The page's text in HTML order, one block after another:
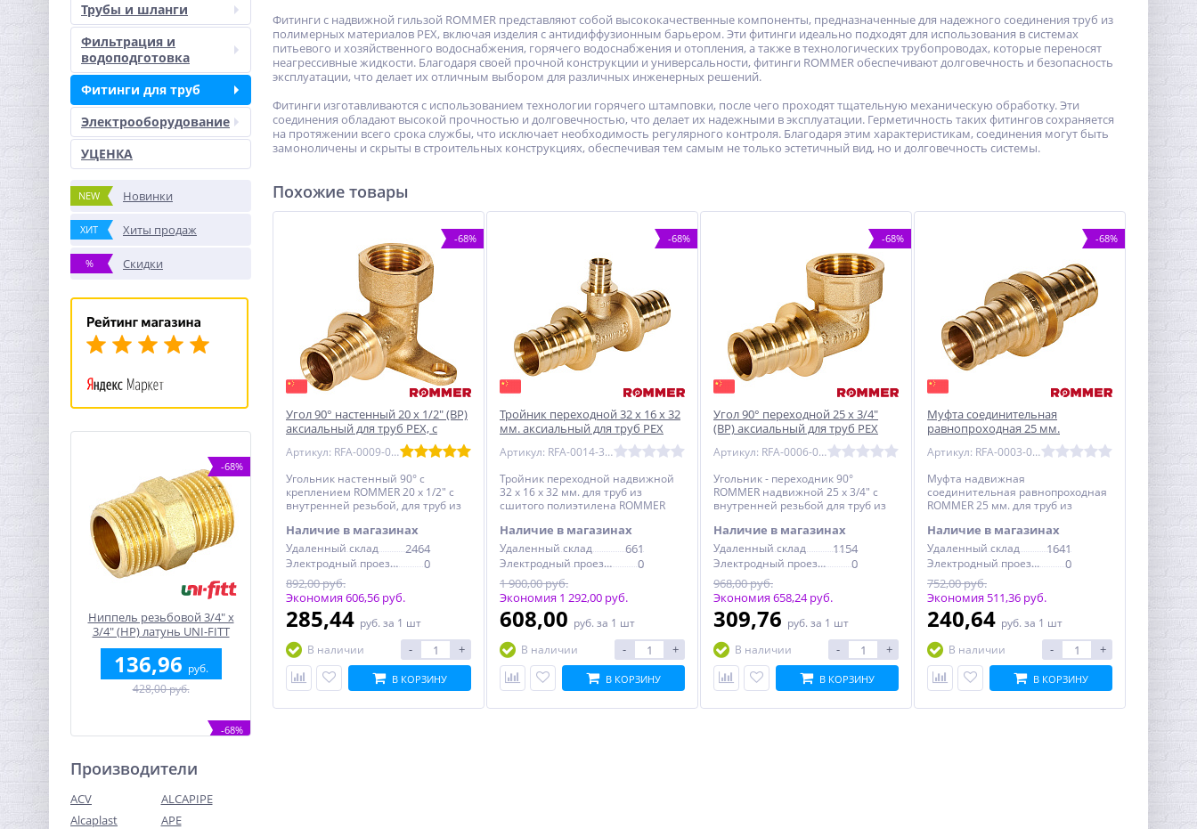
Трубы и шланги
Фильтрация и
водоподготовка
Фитинги для труб
Электрооборудование
УЦЕНКА
NEW Новинки
ХИТ Хиты продаж
% Скидки
-68%
Ниппель резьбовой 3/4" x
3/4" (НР) латунь UNI-FITT
136,96 руб.
428,00 руб.
-68%
Производители
ACV
ALCAPIPE
Alcaplast
APE
Фитинги с надвижной гильзой ROMMER представляют собой высококачественные компоненты, предназначенные для надежного соединения труб из
полимерных материалов PEX, включая изделия с антидиффузионным барьером. Эти фитинги идеально подходят для использования в системах
питьевого и хозяйственного водоснабжения, горячего водоснабжения и отопления, а также в технологических трубопроводах, которые переносят
неагрессивные жидкости. Благодаря своей прочной конструкции и универсальности, фитинги ROMMER обеспечивают долговечность и безопасность
эксплуатации, что делает их отличным выбором для различных инженерных решений.
Фитинги изготавливаются с использованием технологии горячего штамповки, после чего проходят тщательную механическую обработку. Эти
соединения обладают высокой прочностью и долговечностью, что делает их надежными в эксплуатации. Герметичность таких фитингов сохраняется
на протяжении всего срока службы, что исключает необходимость регулярного контроля. Благодаря этим характеристикам, соединения могут быть
замоноличены и скрыты в строительных конструкциях, обеспечивая тем самым не только эстетичный вид, но и долговечность системы.
Похожие товары
-68%
Угол 90° настенный 20 x 1/2" (ВР)
аксиальный для труб PEX, с
креплением ROMMER (RFA-0009-
002012)
Артикул: RFA-0009-002012
Угольник настенный 90° с
креплением ROMMER 20 x 1/2" с
внутренней резьбой, для труб из
надвижной
Наличие в магазинах
Удаленный склад 2464
Электродный проезд, 6с1
0
892,00 руб.
Экономия 606,56 руб.
285,44 руб. за 1 шт
В наличии
- +
В КОРЗИНУ
-68%
Тройник переходной 32 x 16 x 32
мм. аксиальный для труб PEX
ROMMER (RFA-0014-321632)
Артикул: RFA-0014-321632
Тройник переходной надвижной
32 x 16 x 32 мм. для труб из
сшитого полиэтилена ROMMER
Наличие в магазинах
Удаленный склад 661
Электродный проезд, 6с1
0
1 900,00 руб.
Экономия 1 292,00 руб.
608,00 руб. за 1 шт
В наличии
- +
В КОРЗИНУ
-68%
Угол 90° переходной 25 x 3/4"
(ВР) аксиальный для труб PEX
ROMMER (RFA-0006-002534)
Артикул: RFA-0006-002534
Угольник - переходник 90°
ROMMER надвижной 25 x 3/4" с
внутренней резьбой для труб из
Наличие в магазинах
Удаленный склад 1154
Электродный проезд, 6с1
0
968,00 руб.
Экономия 658,24 руб.
309,76 руб. за 1 шт
В наличии
- +
В КОРЗИНУ
-68%
Муфта соединительная
равнопроходная 25 мм.
аксиальная для труб PEX
ROMMER (RFA-0003-000025)
Артикул: RFA-0003-000025
Муфта надвижная
соединительная равнопроходная
ROMMER 25 мм. для труб из
Наличие в магазинах
Удаленный склад 1641
Электродный проезд, 6с1
0
752,00 руб.
Экономия 511,36 руб.
240,64 руб. за 1 шт
В наличии
- +
В КОРЗИНУ